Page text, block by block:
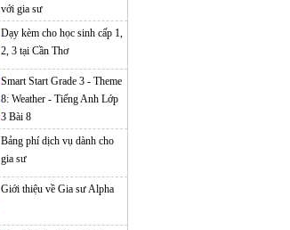
với gia sư
Dạy kèm cho học sinh cấp 1,
2, 3 tại Cần Thơ
Smart Start Grade 3 - Theme
8: Weather - Tiếng Anh Lớp
3 Bài 8
Bảng phí dịch vụ dành cho
gia sư
Giới thiệu về Gia sư Alpha